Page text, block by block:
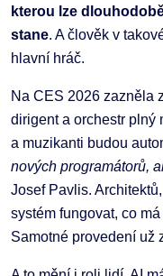
kterou lze
stane. A člověk v
hlavní hráč.
Na CES 2026 zazněla
dirigent a orchestr plný
a muzikanti budou
nových programátorů,
Josef Pavlis.
systém fungovat, co
Samotné provedení už